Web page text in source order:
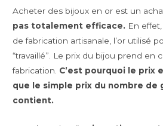
Acheter des bijoux en or est un
pas totalement efficace. En
de fabrication artisanale, l’or utilisé
“travaillé”. Le prix du bijou prend en
fabrication. C’est pourquoi le prix
que le simple prix du nombre de
contient.